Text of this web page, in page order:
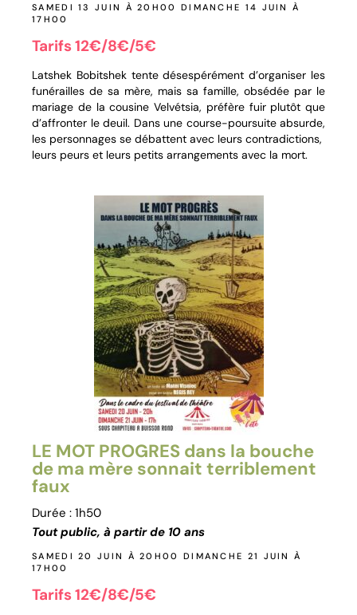
SAMEDI 13 JUIN À 20H00 DIMANCHE 14 JUIN À
17H00
Tarifs 12€/8€/5€
Latshek Bobitshek tente désespérément d’organiser les
funérailles de sa mère, mais sa famille, obsédée par le
mariage de la cousine Velvétsia, préfère fuir plutôt que
d’affronter le deuil. Dans une course-poursuite absurde,
les personnages se débattent avec leurs contradictions,
leurs peurs et leurs petits arrangements avec la mort.
LE MOT PROGRES dans la bouche
de ma mère sonnait terriblement
faux
Durée : 1h50
Tout public, à partir de 10 ans
SAMEDI 20 JUIN À 20H00 DIMANCHE 21 JUIN À
17H00
Tarifs 12€/8€/5€